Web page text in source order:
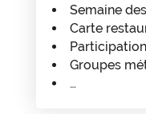
Semaine
Carte
Participation
Groupes
…